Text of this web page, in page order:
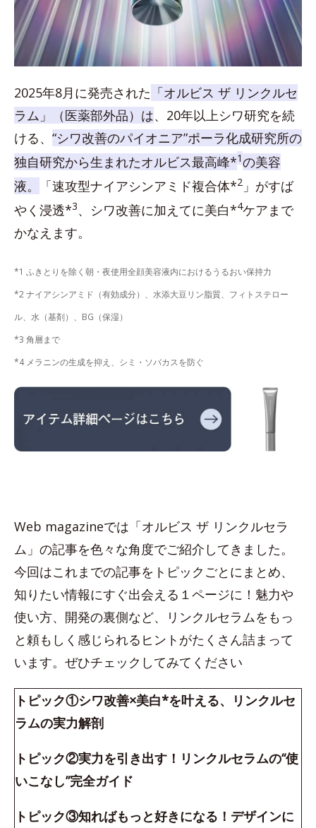
2025年8月に発売された 「オルビス ザ リンクルセ
ラム」（医薬部外品）は、20年以上シワ研究を続
ける、 “シワ改善のパイオニア”ポーラ化成研究所の
独自研究から生まれたオルビス最高峰*1の美容
液。
「速攻型ナイアシンアミド複合体*2 」がすば
やく浸透*3、シワ改善に加えてに美白*4ケアまで
かなえます。
*1 ふきとりを除く朝・夜使用全顔美容液内におけるうるおい保持力
*2 ナイアシンアミド（有効成分）、水添大豆リン脂質、フィトステロー
ル、水（基剤）、BG（保湿）
*3 角層まで
*4 メラニンの生成を抑え、シミ・ソバカスを防ぐ
Web magazineでは「オルビス ザ リンクルセラ
ム」の記事を色々な角度でご紹介してきました。
今回はこれまでの記事をトピックごとにまとめ、
知りたい情報にすぐ出会える１ページに！魅力や
使い方、開発の裏側など、リンクルセラムをもっ
と頼もしく感じられるヒントがたくさん詰まって
います。ぜひチェックしてみてください
トピック①シワ改善×美白*を叶える、リンクルセ
ラムの実力解剖
トピック②実力を引き出す！リンクルセラムの“使
いこなし”完全ガイド
トピック③知ればもっと好きになる！デザインに